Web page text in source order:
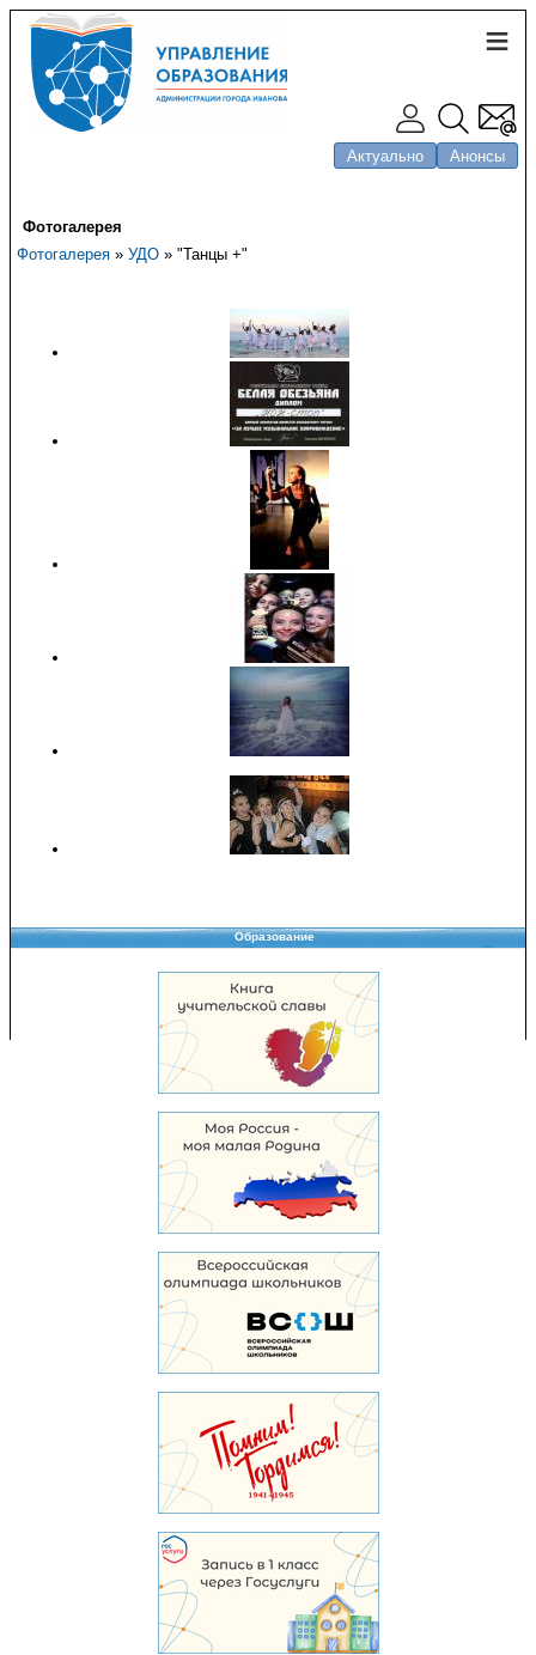
Актуально Анонсы
Фотогалерея
Фотогалерея » УДО » "Танцы +"
Образование
Copyright © 2008-2026 Управление образования
Перепечатка и использование материалов возможны только с разрешения
Управления образования.
103,926,388 уникальных посетителей